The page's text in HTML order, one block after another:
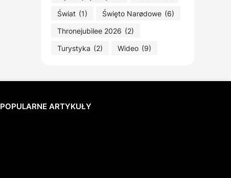
Świat (1) Święto Narødowe (6)
Thronejubilee 2026 (2)
Turystyka (2) Wideo (9)
POPULARNE ARTYKUŁY